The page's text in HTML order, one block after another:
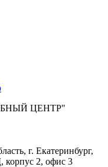
ЦЕНТР"
г. Екатеринбург,
корпус 2, офис 3